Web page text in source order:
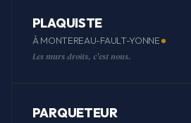
PLAQUISTE
À MONTEREAU-FAULT-YONNE
Les murs droits, c'est nous.
PARQUETEUR